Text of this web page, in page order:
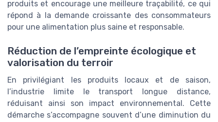
produits et encourage une meilleure traçabilité, ce qui
répond à la demande croissante des consommateurs
pour une alimentation plus saine et responsable.
Réduction de l’empreinte écologique et
valorisation du terroir
En privilégiant les produits locaux et de saison,
l’industrie limite le transport longue distance,
réduisant ainsi son impact environnemental. Cette
démarche s’accompagne souvent d’une diminution du